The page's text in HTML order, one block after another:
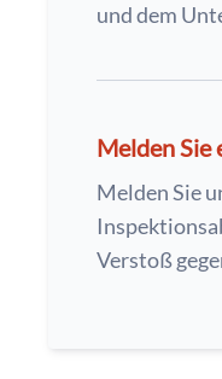
und dem
Melden Sie
Melden Sie
Verstoß